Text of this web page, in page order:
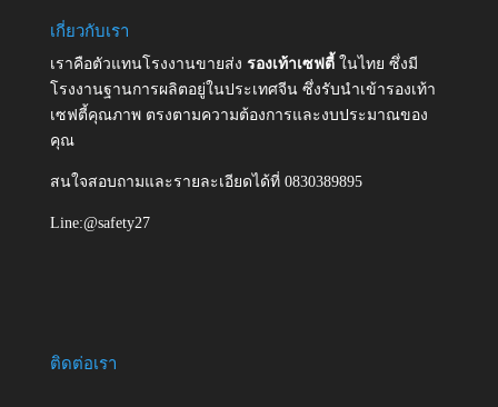
เกี่ยวกับเรา
เราคือตัวแทนโรงงานขายส่ง รองเท้าเซฟตี้ ในไทย ซึ่งมี
โรงงานฐานการผลิตอยู่ในประเทศจีน ซึ่งรับนำเข้ารองเท้า
เซฟตี้คุณภาพ ตรงตามความต้องการและงบประมาณของ
คุณ
สนใจสอบถามและรายละเอียดได้ที่ 0830389895
Line:@safety27
ติดต่อเรา